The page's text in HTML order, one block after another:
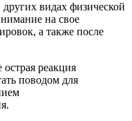
видах физической
на свое
а также после
реакция
поводом для